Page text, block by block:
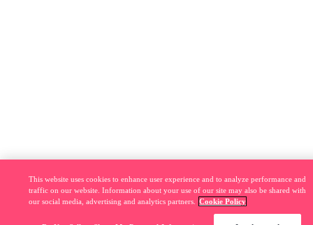
This website uses cookies to enhance user experience and to analyze performance and
traffic on our website. Information about your use of our site may also be shared with
our social media, advertising and analytics partners.
Cookie Policy